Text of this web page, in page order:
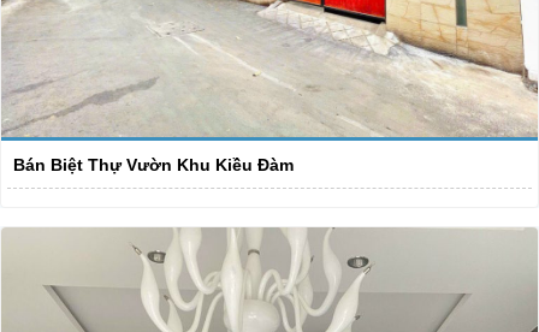
Bán Biệt Thự Vườn Khu Kiều Đàm